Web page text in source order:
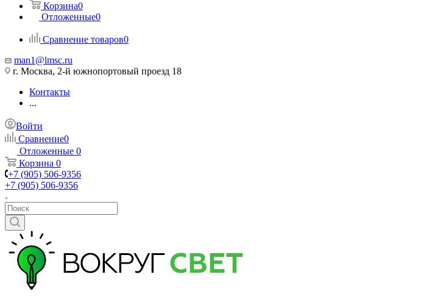
Корзина0
Отложенные0
Сравнение товаров0
man1@lmsc.ru
г. Москва, 2-й южнопортовый проезд 18
Контакты
...
Войти
Сравнение0
Отложенные 0
Корзина 0
+7 (905) 506-9356
+7 (905) 506-9356